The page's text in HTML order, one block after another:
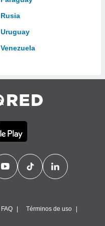
Rusia
Uruguay
Venezuela
FAQ Términos de uso